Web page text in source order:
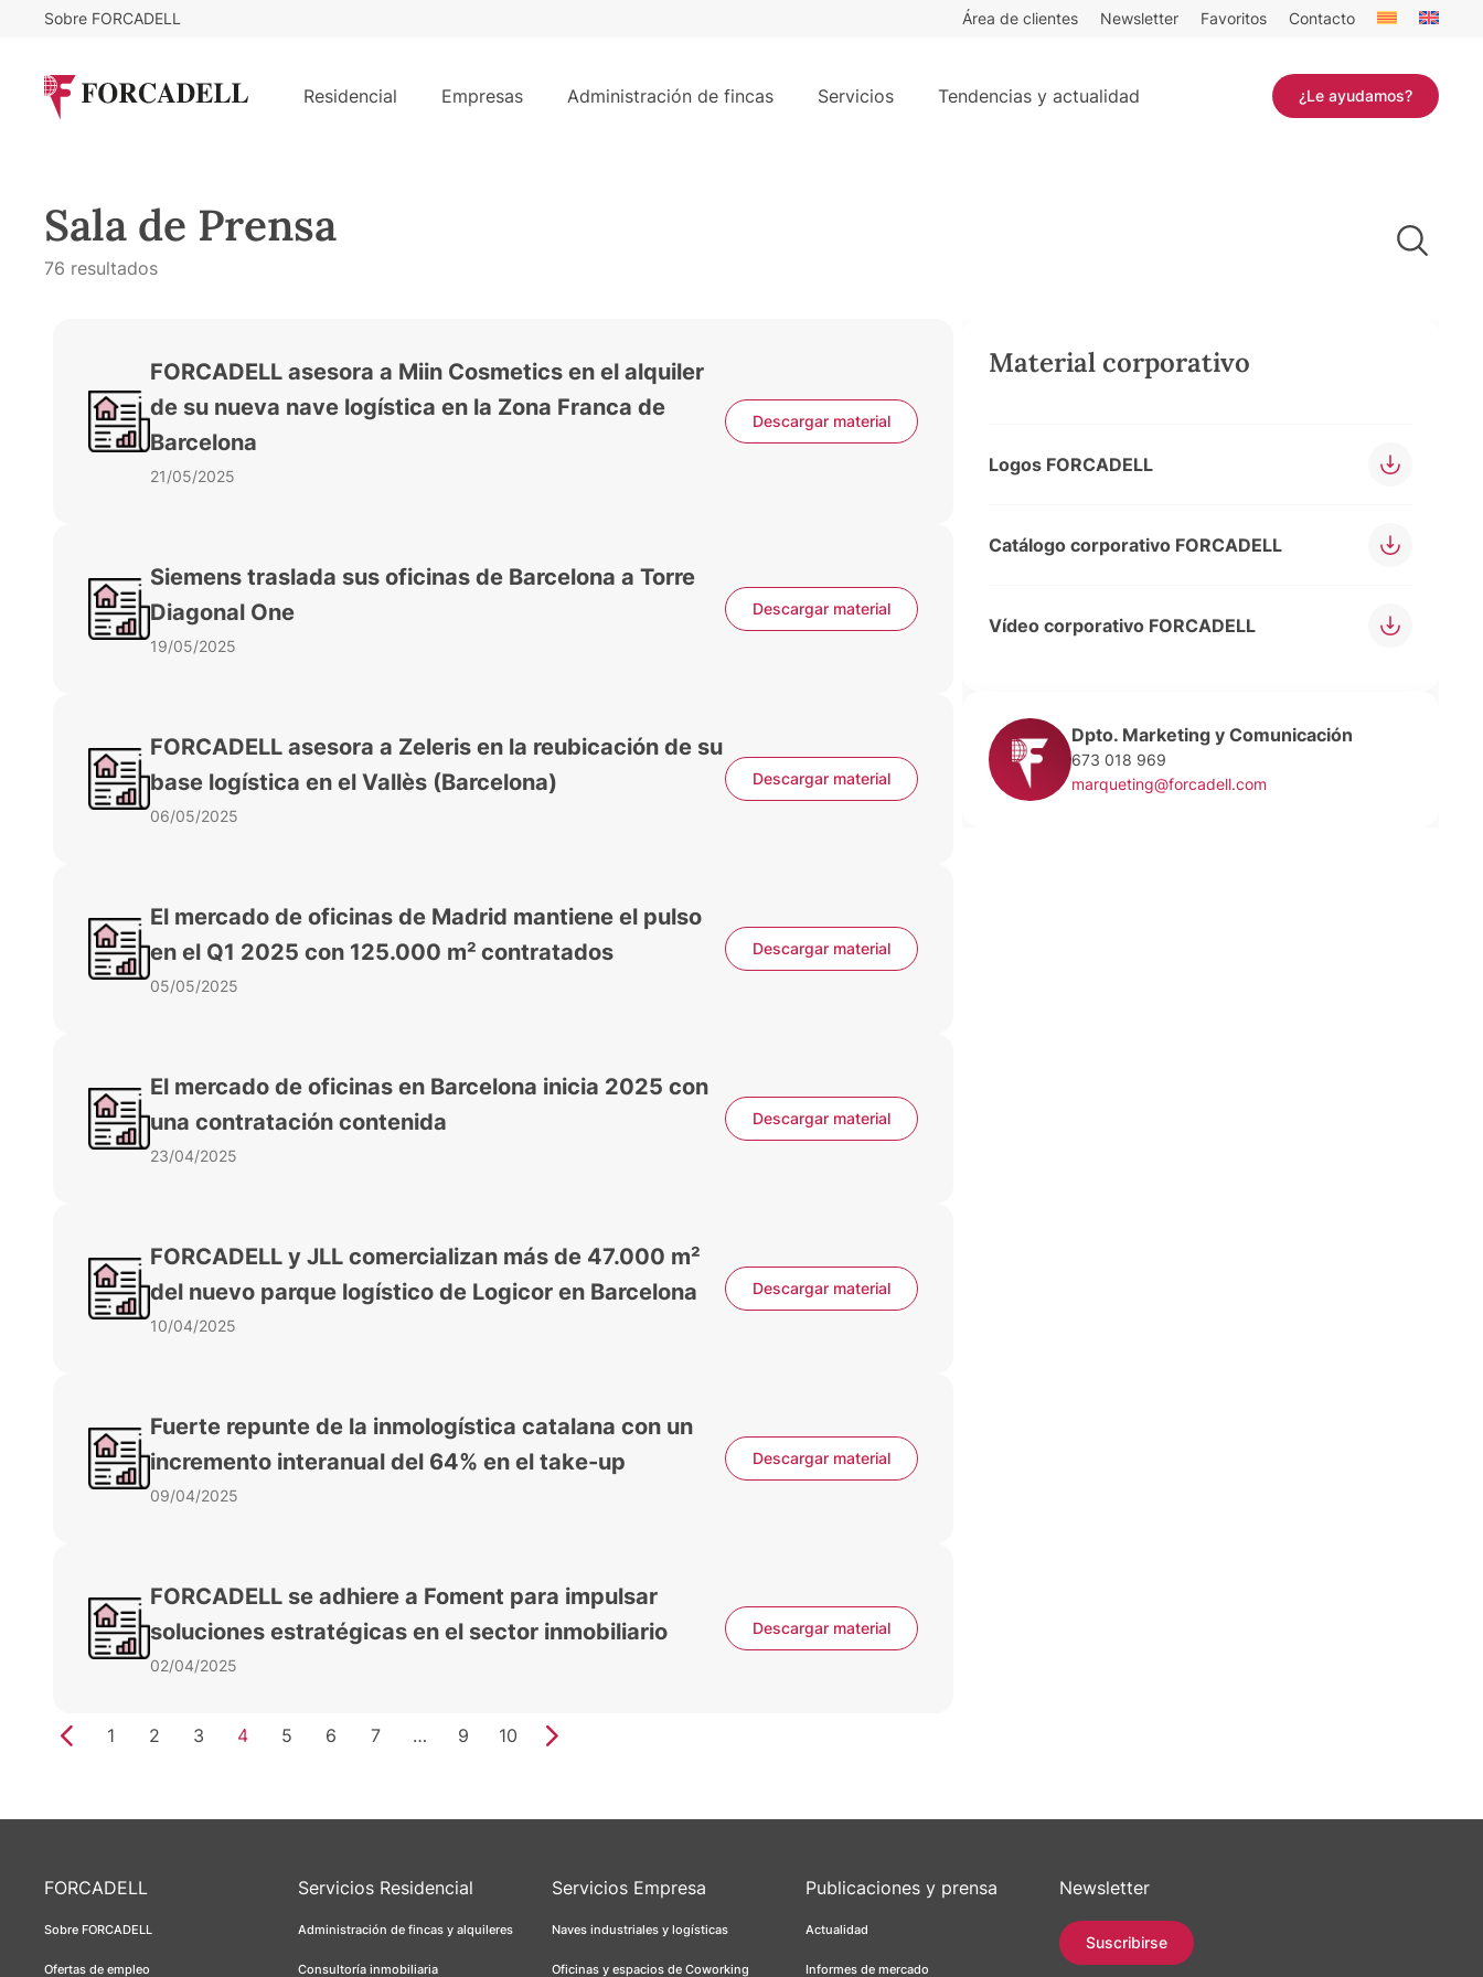
Sobre FORCADELL Área de clientes Newsletter Favoritos Contacto
Residencial Empresas Administración de fincas Servicios Tendencias y actualidad ¿Le ayudamos?
Sala de Prensa
76 resultados
FORCADELL asesora a Miin Cosmetics en el alquiler
de su nueva nave logística en la Zona Franca de
Barcelona
21/05/2025
Descargar material
Siemens traslada sus oficinas de Barcelona a Torre
Diagonal One
19/05/2025
Descargar material
FORCADELL asesora a Zeleris en la reubicación de su
base logística en el Vallès (Barcelona)
06/05/2025
Descargar material
El mercado de oficinas de Madrid mantiene el pulso
en el Q1 2025 con 125.000 m² contratados
05/05/2025
Descargar material
​El mercado de oficinas en Barcelona inicia 2025 con
una contratación contenida
23/04/2025
Descargar material
FORCADELL y JLL comercializan más de 47.000 m²
del nuevo parque logístico de Logicor en Barcelona
10/04/2025
Descargar material
Fuerte repunte de la inmologística catalana con un
incremento interanual del 64% en el take-up
09/04/2025
Descargar material
FORCADELL se adhiere a Foment para impulsar
soluciones estratégicas en el sector inmobiliario
02/04/2025
Descargar material
1 2 3 4 5 6 7 … 9 10
Material corporativo
Logos FORCADELL
Catálogo corporativo FORCADELL
Vídeo corporativo FORCADELL
Dpto. Marketing y Comunicación
673 018 969
marqueting@forcadell.com
FORCADELL
Sobre FORCADELL
Ofertas de empleo
Servicios Residencial
Administración de fincas y alquileres
Consultoría inmobiliaria
Servicios Empresa
Naves industriales y logísticas
Oficinas y espacios de Coworking
Publicaciones y prensa
Actualidad
Informes de mercado
Newsletter
Suscribirse